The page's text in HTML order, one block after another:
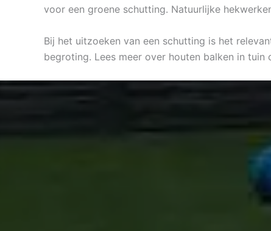
voor een groene schutting. Natuurlijke
Bij het uitzoeken van een schutting is het
begroting. Lees meer over houten balken in tuin